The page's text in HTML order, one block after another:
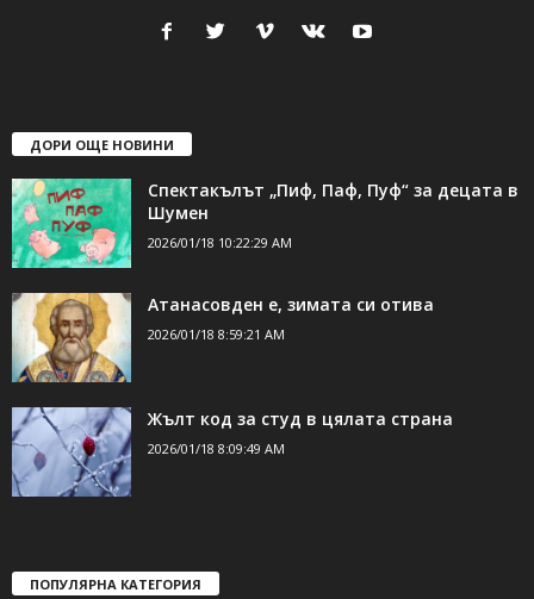
ДОРИ ОЩЕ НОВИНИ
Спектакълът „Пиф, Паф, Пуф“ за децата в
Шумен
2026/01/18 10:22:29 AM
Атанасовден е, зимата си отива
2026/01/18 8:59:21 AM
Жълт код за студ в цялата страна
2026/01/18 8:09:49 AM
ПОПУЛЯРНА КАТЕГОРИЯ